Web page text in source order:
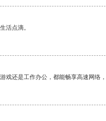
活点滴。
还是工作办公，都能畅享高速网